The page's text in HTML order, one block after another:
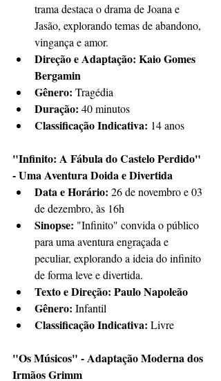
trama destaca o drama de Joana e
Jasão, explorando temas de abandono,
vingança e amor.
Direção e Adaptação: Kaio Gomes
Bergamin
Gênero: Tragédia
Duração: 40 minutos
Classificação Indicativa: 14 anos
"Infinito: A Fábula do Castelo Perdido"
- Uma Aventura Doida e Divertida
Data e Horário: 26 de novembro e 03
de dezembro, às 16h
Sinopse: "Infinito" convida o público
para uma aventura engraçada e
peculiar, explorando a ideia do infinito
de forma leve e divertida.
Texto e Direção: Paulo Napoleão
Gênero: Infantil
Classificação Indicativa: Livre
"Os Músicos" - Adaptação Moderna dos
Irmãos Grimm